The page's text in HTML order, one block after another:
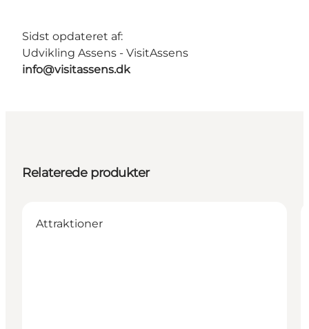
Sidst opdateret af:
Udvikling Assens - VisitAssens
info@visitassens.dk
Relaterede produkter
Attraktioner